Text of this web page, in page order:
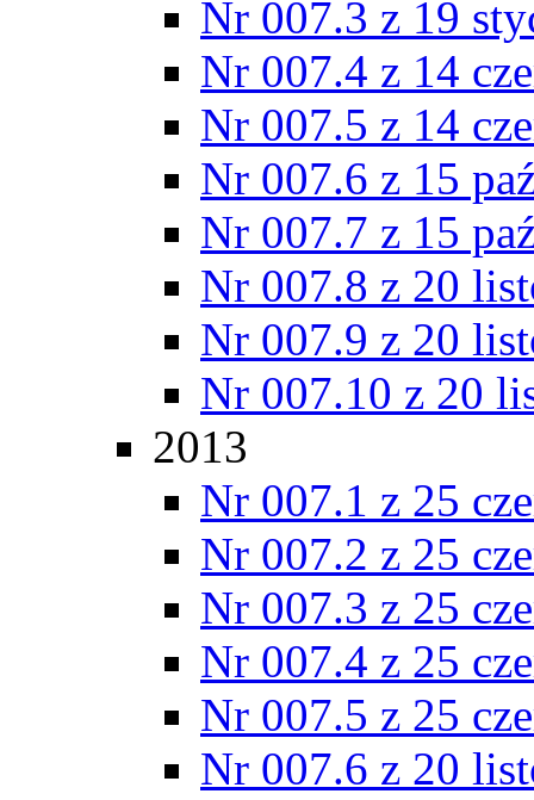
Nr 007.3 z 19
Nr 007.4 z 14
Nr 007.5 z 14
Nr 007.6 z 15
Nr 007.7 z 15
Nr 007.8 z 20
Nr 007.9 z 20
Nr 007.10 z 20
2013
Nr 007.1 z 25
Nr 007.2 z 25
Nr 007.3 z 25
Nr 007.4 z 25
Nr 007.5 z 25
Nr 007.6 z 20